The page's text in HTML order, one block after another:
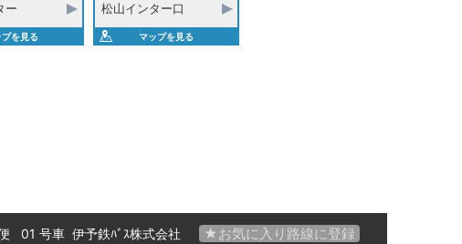
ー
を見る
松山インター口
マップを見る
★お気に入り路線に登録
01 号車 伊予鉄ﾊﾞｽ株式会社